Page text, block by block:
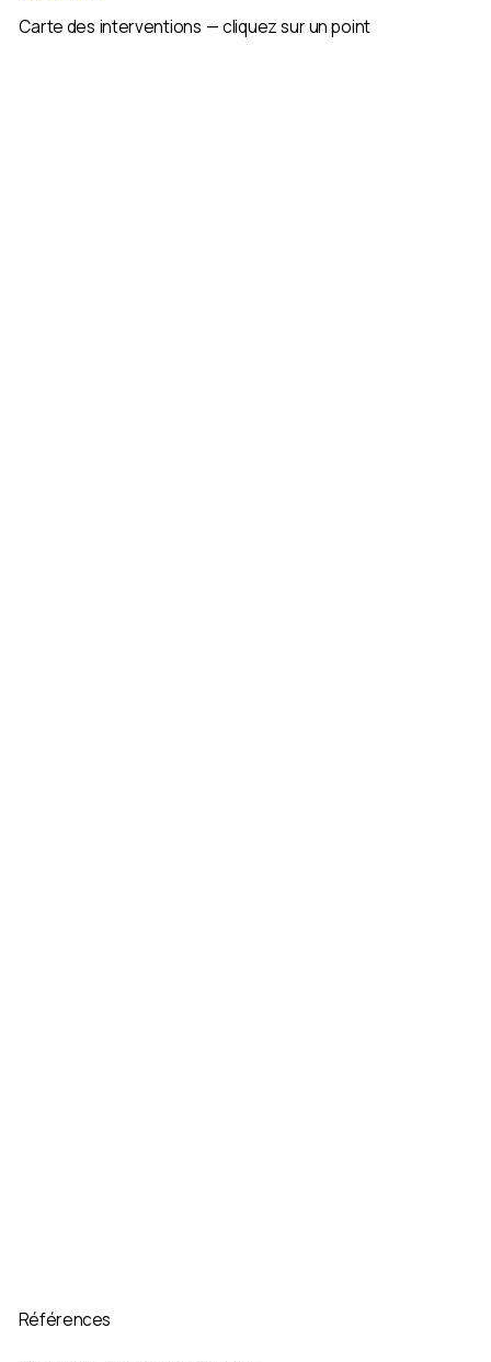
Carte des interventions — cliquez sur un point
Références